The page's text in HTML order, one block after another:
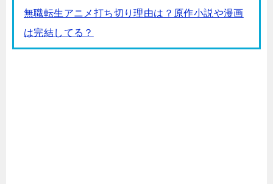
無職転生アニメ打ち切り理由は？原作小説や漫画
は完結してる？